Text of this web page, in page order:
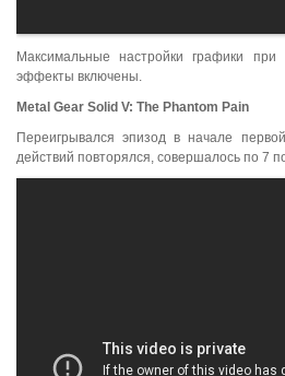
Максимальные настройки графики
эффекты включены.
Metal Gear Solid V: The Phantom Pain
Переигрывался эпизод в начале
действий повторялся, совершалось по 7